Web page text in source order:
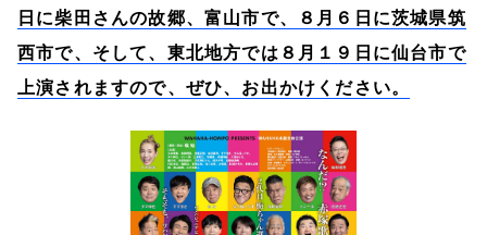
日に柴田さんの故郷、富山市で、８月６日に茨城県筑
西市で、そして、東北地方では８月１９日に仙台市で
上演されますので、ぜひ、お出かけください。